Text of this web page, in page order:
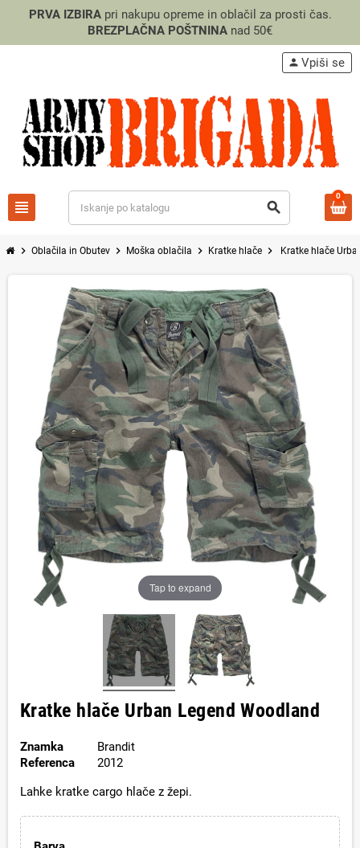
PRVA IZBIRApri nakupu opreme in oblačil za prosti čas.
BREZPLAČNA POŠTNINA nad 50€
view_headline search
person Vpiši se
0
chevron_right Oblačila in Obutev chevron_right Moška oblačila chevron_right Kratke hlače chevron_right Kratke hlače
Tap to expand
Kratke hlače Urban Legend Woodland
Znamka
Brandit
Referenca
2012
Lahke kratke cargo hlače z žepi.